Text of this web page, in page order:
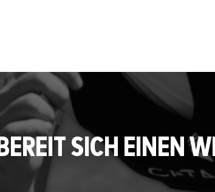
BEREIT SICH EINEN